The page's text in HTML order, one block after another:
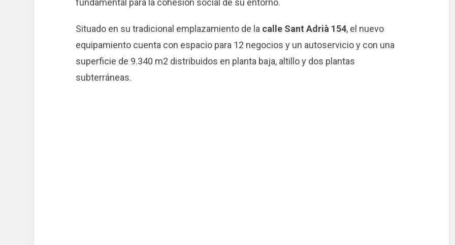
fundamental para la cohesión social de su entorno.
Situado en su tradicional emplazamiento de la calle Sant Adrià 154, el nuevo
equipamiento cuenta con espacio para 12 negocios y un autoservicio y con una
superficie de 9.340 m2 distribuidos en planta baja, altillo y dos plantas
subterráneas.